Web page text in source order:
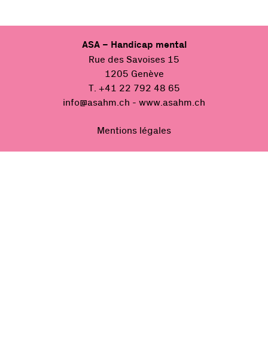
ASA – Handicap mental
Rue des Savoises 15
1205 Genève
T. +41 22 792 48 65
info@asahm.ch - www.asahm.ch
Mentions légales